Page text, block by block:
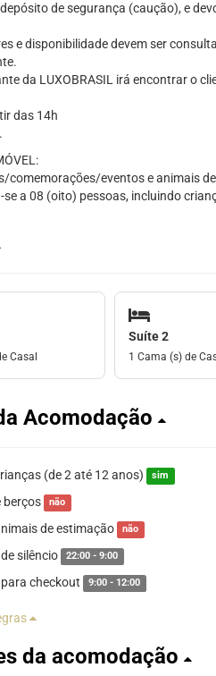
de segurança (caução), e
e disponibilidade devem ser
da LUXOBRASIL irá encontrar o
das 14h
comemorações/eventos e animais
se a 08 (oito) pessoas, incluindo
Casal
Suíte 2
1 Cama (s) de
Acomodação
(de 2 até 12 anos) sim
berços não
de estimação não
silêncio 22:00 - 9:00
checkout 9:00 - 12:00
da acomodação